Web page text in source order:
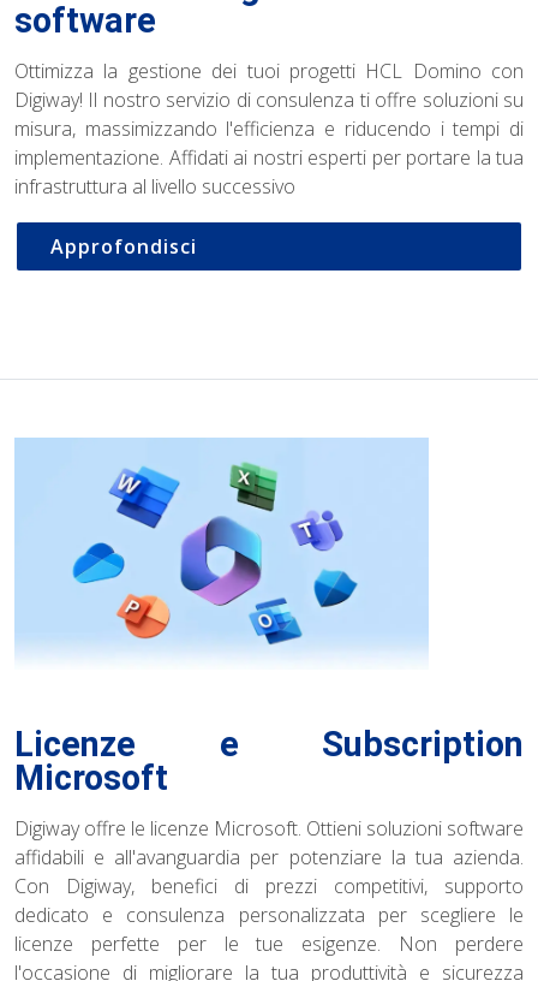
software
Ottimizza la gestione dei tuoi progetti HCL Domino con
Digiway! Il nostro servizio di consulenza ti offre soluzioni su
misura, massimizzando l'efficienza e riducendo i tempi di
implementazione. Affidati ai nostri esperti per portare la tua
infrastruttura al livello successivo
Approfondisci
Licenze e Subscription
Microsoft
Digiway offre le licenze Microsoft. Ottieni soluzioni software
affidabili e all'avanguardia per potenziare la tua azienda.
Con Digiway, benefici di prezzi competitivi, supporto
dedicato e consulenza personalizzata per scegliere le
licenze perfette per le tue esigenze. Non perdere
l'occasione di migliorare la tua produttività e sicurezza